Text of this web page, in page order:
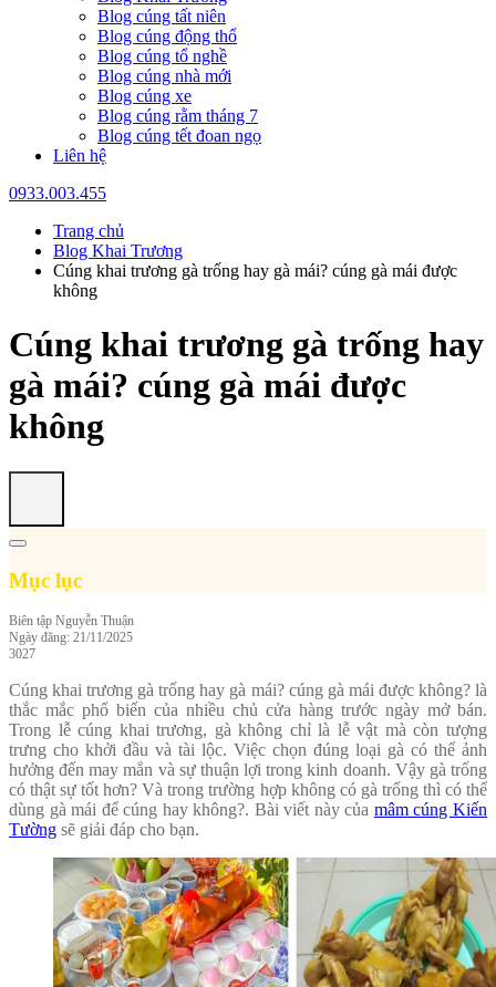
Blog cúng tất niên
Blog cúng động thổ
Blog cúng tổ nghề
Blog cúng nhà mới
Blog cúng xe
Blog cúng rằm tháng 7
Blog cúng tết đoan ngọ
Liên hệ
0933.003.455
Trang chủ
Blog Khai Trương
Cúng khai trương gà trống hay gà mái? cúng gà mái được
không
Cúng khai trương gà trống hay
gà mái? cúng gà mái được
không
Mục lục
Biên tập Nguyễn Thuận
Ngày đăng: 21/11/2025
3027
Cúng khai trương gà trống hay gà mái? cúng gà mái được không? là
thắc mắc phổ biến của nhiều chủ cửa hàng trước ngày mở bán.
Trong lễ cúng khai trương, gà không chỉ là lễ vật mà còn tượng
trưng cho khởi đầu và tài lộc. Việc chọn đúng loại gà có thể ảnh
hưởng đến may mắn và sự thuận lợi trong kinh doanh. Vậy gà trống
có thật sự tốt hơn? Và trong trường hợp không có gà trống thì có thể
dùng gà mái để cúng hay không?. Bài viết này của mâm cúng Kiến
Tường sẽ giải đáp cho bạn.